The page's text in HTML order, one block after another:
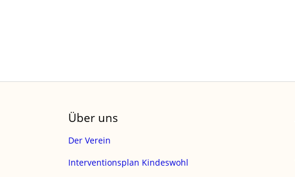
Über uns
Der Verein
Interventionsplan Kindeswohl